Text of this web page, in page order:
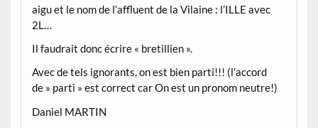
aigu et le nom de l’affluent de la Vilaine : l’ILLE avec
2L…
Il faudrait donc écrire « bretillien ».
Avec de tels ignorants, on est bien parti!!! (l’accord
de » parti » est correct car On est un pronom neutre!)
Daniel MARTIN